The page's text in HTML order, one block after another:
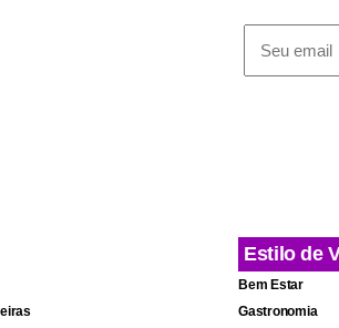
Estilo de
Bem Estar
Gastronomia